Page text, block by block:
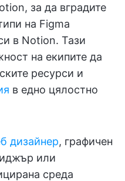
за да вградите
на Figma
в Notion. Тази
на екипите да
ресурси и
в едно цялостно
дизайнер, графичен
или
среда